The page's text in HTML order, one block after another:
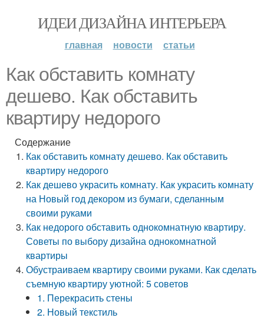
ИДЕИ ДИЗАЙНА ИНТЕРЬЕРА
главная новости статьи
Как обставить комнату
дешево. Как обставить
квартиру недорого
Содержание
Как обставить комнату дешево. Как обставить
квартиру недорого
Как дешево украсить комнату. Как украсить комнату
на Новый год декором из бумаги, сделанным
своими руками
Как недорого обставить однокомнатную квартиру.
Советы по выбору дизайна однокомнатной
квартиры
Обустраиваем квартиру своими руками. Как сделать
съемную квартиру уютной: 5 советов
1. Перекрасить стены
2. Новый текстиль